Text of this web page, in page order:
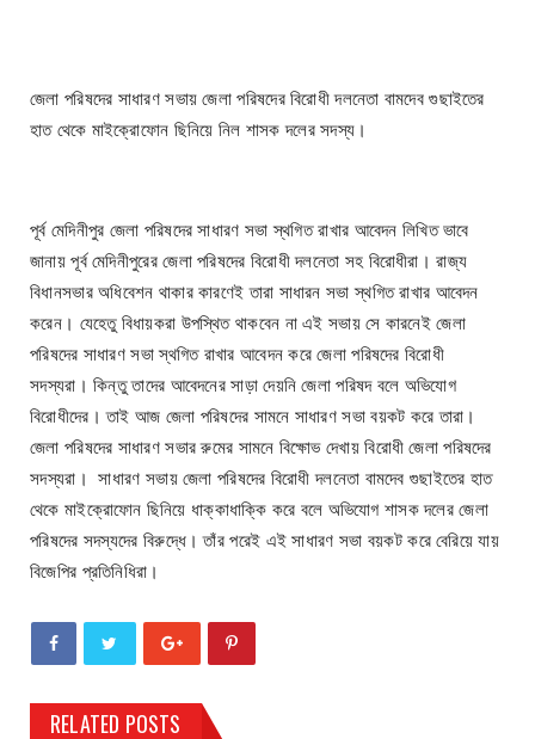
জেলা পরিষদের সাধারণ সভায় জেলা পরিষদের বিরোধী দলনেতা বামদেব গুছাইতের
হাত থেকে মাইক্রোফোন ছিনিয়ে নিল শাসক দলের সদস্য।
পূর্ব মেদিনীপুর জেলা পরিষদের সাধারণ সভা স্থগিত রাখার আবেদন লিখিত ভাবে
জানায় পূর্ব মেদিনীপুরের জেলা পরিষদের বিরোধী দলনেতা সহ বিরোধীরা। রাজ্য
বিধানসভার অধিবেশন থাকার কারণেই তারা সাধারন সভা স্থগিত রাখার আবেদন
করেন। যেহেতু বিধায়করা উপস্থিত থাকবেন না এই সভায় সে কারনেই জেলা
পরিষদের সাধারণ সভা স্থগিত রাখার আবেদন করে জেলা পরিষদের বিরোধী
সদস্যরা। কিন্তু তাদের আবেদনের সাড়া দেয়নি জেলা পরিষদ বলে অভিযোগ
বিরোধীদের। তাই আজ জেলা পরিষদের সামনে সাধারণ সভা বয়কট করে তারা।
জেলা পরিষদের সাধারণ সভার রুমের সামনে বিক্ষোভ দেখায় বিরোধী জেলা পরিষদের
সদস্যরা। সাধারণ সভায় জেলা পরিষদের বিরোধী দলনেতা বামদেব গুছাইতের হাত
থেকে মাইক্রোফোন ছিনিয়ে ধাক্কাধাক্কি করে বলে অভিযোগ শাসক দলের জেলা
পরিষদের সদস্যদের বিরুদ্ধে। তাঁর পরেই এই সাধারণ সভা বয়কট করে বেরিয়ে যায়
বিজেপির প্রতিনিধিরা।
RELATED POSTS